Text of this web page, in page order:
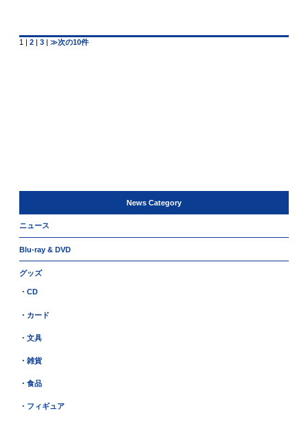
1 2 3 ≫次の10件
News Category
ニュース
Blu-ray & DVD
グッズ
・CD
・カード
・文具
・雑貨
・食品
・フィギュア